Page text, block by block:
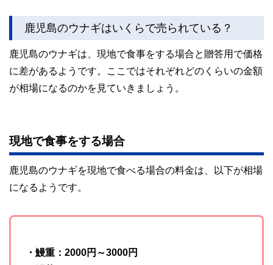
鹿児島のウナギはいくらで売られている？
鹿児島のウナギは、現地で食事をする場合と贈答用で価格
に差があるようです。ここではそれぞれどのくらいの金額
が相場になるのかを見ていきましょう。
現地で食事をする場合
鹿児島のウナギを現地で食べる場合の料金は、以下が相場
になるようです。
・鰻重：2000円～3000円